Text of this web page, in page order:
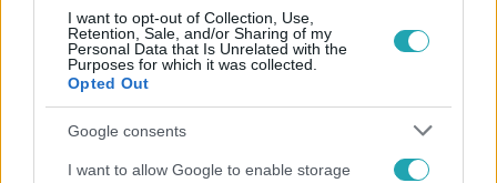
I want to opt-out of Collection, Use,
Retention, Sale, and/or Sharing of my
Personal Data that Is Unrelated with the
Purposes for which it was collected.
Opted Out
Google consents
I want to allow Google to enable storage
Népszerű